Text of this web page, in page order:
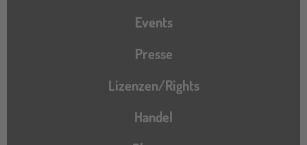
Events
Presse
Lizenzen/Rights
Handel